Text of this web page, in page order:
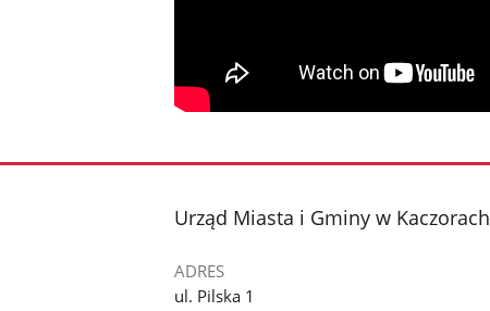
stopka
Urząd Miasta i Gminy w Kaczorach
ADRES
ul. Pilska 1